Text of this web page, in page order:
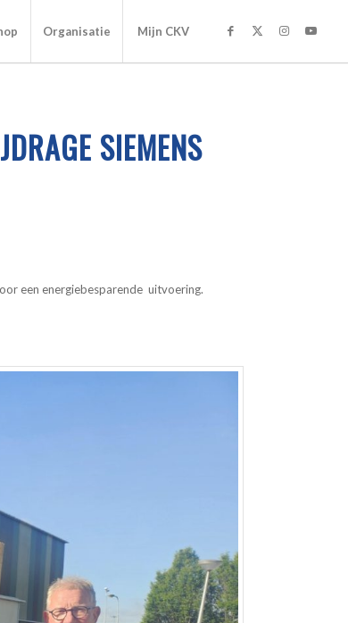
Organisatie Mijn CKV
SIEMENS
een energiebesparende uitvoering.